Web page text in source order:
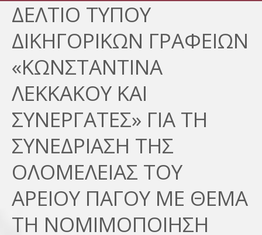
ΔΕΛΤΙΟ ΤΥΠΟΥ
ΔΙΚΗΓΟΡΙΚΩΝ ΓΡΑΦΕΙΩΝ
«ΚΩΝΣΤΑΝΤΙΝΑ
ΛΕΚΚΑΚΟΥ ΚΑΙ
ΣΥΝΕΡΓΑΤΕΣ» ΓΙΑ ΤΗ
ΣΥΝΕΔΡΙΑΣΗ ΤΗΣ
ΟΛΟΜΕΛΕΙΑΣ ΤΟΥ
ΑΡΕΙΟΥ ΠΑΓΟΥ ΜΕ ΘΕΜΑ
ΤΗ ΝΟΜΙΜΟΠΟΙΗΣΗ